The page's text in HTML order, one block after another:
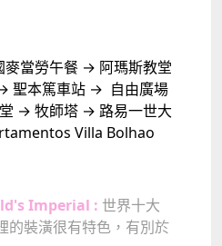
當勞午餐 → 阿瑪斯教堂
聖本篤車站 → 自由廣場
→ 牧師塔 → 路易一世大
Villa Bolhao
Imperial : 世界十大
的裝潢很有特色，有別於